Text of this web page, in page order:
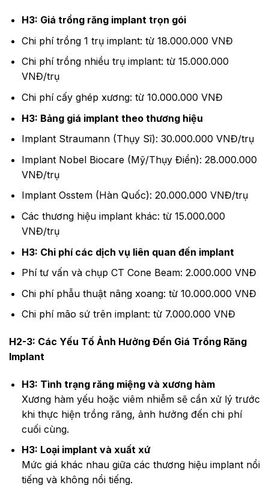
H3: Giá trồng răng implant trọn gói
Chi phí trồng 1 trụ implant: từ 18.000.000 VNĐ
Chi phí trồng nhiều trụ implant: từ 15.000.000
VNĐ/trụ
Chi phí cấy ghép xương: từ 10.000.000 VNĐ
H3: Bảng giá implant theo thương hiệu
Implant Straumann (Thụy Sĩ): 30.000.000 VNĐ/trụ
Implant Nobel Biocare (Mỹ/Thụy Điển): 28.000.000
VNĐ/trụ
Implant Osstem (Hàn Quốc): 20.000.000 VNĐ/trụ
Các thương hiệu implant khác: từ 15.000.000
VNĐ/trụ
H3: Chi phí các dịch vụ liên quan đến implant
Phí tư vấn và chụp CT Cone Beam: 2.000.000 VNĐ
Chi phí phẫu thuật nâng xoang: từ 10.000.000 VNĐ
Chi phí mão sứ trên implant: từ 7.000.000 VNĐ
H2-3: Các Yếu Tố Ảnh Hưởng Đến Giá Trồng Răng
Implant
H3: Tình trạng răng miệng và xương hàm
Xương hàm yếu hoặc viêm nhiễm sẽ cần xử lý trước
khi thực hiện trồng răng, ảnh hưởng đến chi phí
cuối cùng.
H3: Loại implant và xuất xứ
Mức giá khác nhau giữa các thương hiệu implant nổi
tiếng và không nổi tiếng.